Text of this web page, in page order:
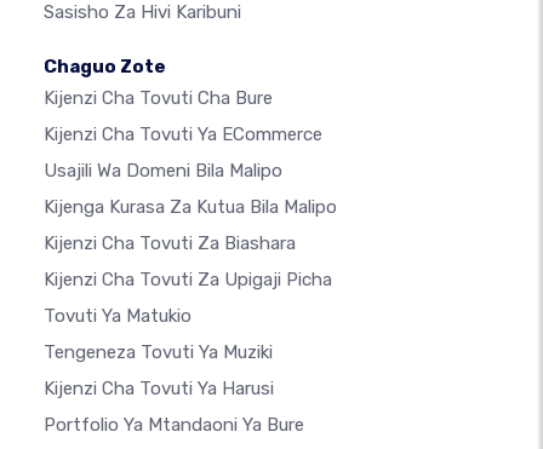
Sasisho Za Hivi Karibuni
Chaguo Zote
Kijenzi Cha Tovuti Cha Bure
Kijenzi Cha Tovuti Ya ECommerce
Usajili Wa Domeni Bila Malipo
Kijenga Kurasa Za Kutua Bila Malipo
Kijenzi Cha Tovuti Za Biashara
Kijenzi Cha Tovuti Za Upigaji Picha
Tovuti Ya Matukio
Tengeneza Tovuti Ya Muziki
Kijenzi Cha Tovuti Ya Harusi
Portfolio Ya Mtandaoni Ya Bure